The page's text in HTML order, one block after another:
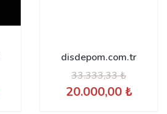
disdepom.com.tr
33.333,33 ₺
20.000,00 ₺